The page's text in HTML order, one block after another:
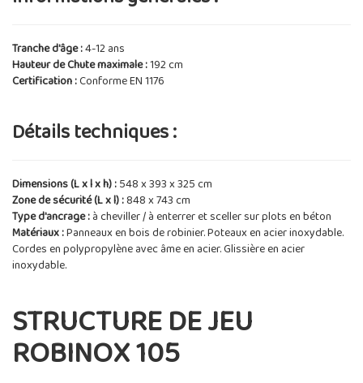
Tranche d'âge :4-12 ans
Hauteur de Chute maximale :192 cm
Certification :Conforme EN 1176
Détails techniques :
Dimensions (L x l x h) :548 x 393 x 325 cm
Zone de sécurité (L x l) :848 x 743 cm
Type d'ancrage :à cheviller / à enterrer et sceller sur plots en béton
Matériaux :Panneaux en bois de robinier. Poteaux en acier inoxydable.
Cordes en polypropylène avec âme en acier. Glissière en acier
inoxydable.
STRUCTURE DE JEU
ROBINOX 105